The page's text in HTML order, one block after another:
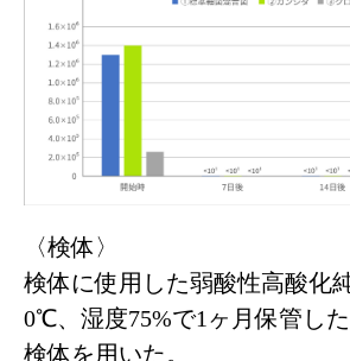
〈検体〉
検体に使用した弱酸性高酸化
0℃、湿度75%で1ヶ月保管し
検体を用いた。